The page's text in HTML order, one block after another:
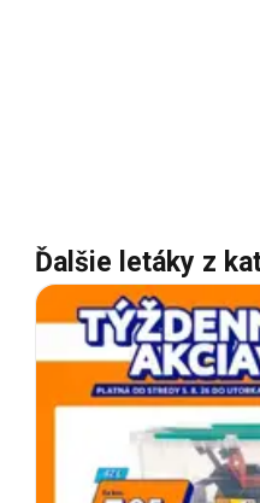
Ďalšie letáky z